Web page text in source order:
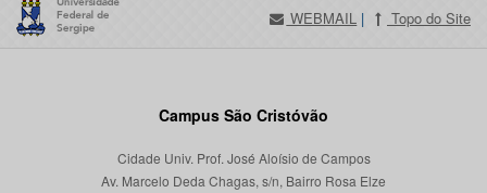
WEBMAIL | Topo do Site
Campus São Cristóvão
Cidade Univ. Prof. José Aloísio de Campos
Av. Marcelo Deda Chagas, s/n, Bairro Rosa Elze